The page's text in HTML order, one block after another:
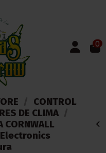
0
CONTROL
DE CLIMA
CORNWALL